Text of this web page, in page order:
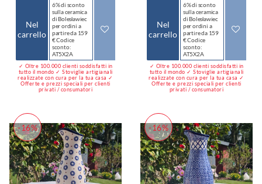
Nel
carrello
6% di sconto
sulla ceramica
di Bolesławiec
per ordini a
partire da 159
€ Codice
sconto:
AT5X2A
✓ Oltre 100.000 clienti soddisfatti in
tutto il mondo ✓ Stoviglie artigianali
realizzate con cura per la tua casa ✓
Offerte e prezzi speciali per clienti
privati / consumatori
Nel
carrello
6% di sconto
sulla ceramica
di Bolesławiec
per ordini a
partire da 159
€ Codice
sconto:
AT5X2A
✓ Oltre 100.000 clienti soddisfatti in
tutto il mondo ✓ Stoviglie artigianali
realizzate con cura per la tua casa ✓
Offerte e prezzi speciali per clienti
privati / consumatori
-16% -16%